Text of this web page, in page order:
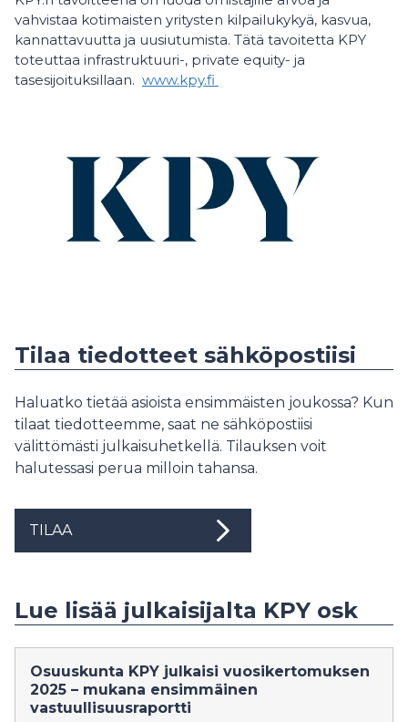
vahvistaa kotimaisten yritysten kilpailukykyä, kasvua,
kannattavuutta ja uusiutumista. Tätä tavoitetta KPY
toteuttaa infrastruktuuri-, private equity- ja
tasesijoituksillaan. www.kpy.fi
Tilaa tiedotteet sähköpostiisi
Haluatko tietää asioista ensimmäisten joukossa? Kun
tilaat tiedotteemme, saat ne sähköpostiisi
välittömästi julkaisuhetkellä. Tilauksen voit
halutessasi perua milloin tahansa.
TILAA
Lue lisää julkaisijalta KPY osk
Osuuskunta KPY julkaisi vuosikertomuksen
2025 – mukana ensimmäinen
vastuullisuusraportti